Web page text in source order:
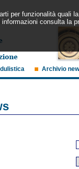
per funzionalità quali
consulta la
Archivio